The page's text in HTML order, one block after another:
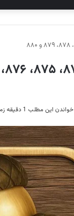
خواندن این مطلب 1 دقیقه زمان میبرد